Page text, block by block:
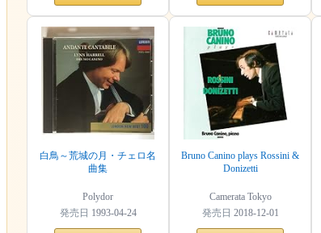
白鳥～荒城の月・チェロ名
曲集
Polydor
発売日 1993-04-24
Bruno Canino plays Rossini &
Donizetti
Camerata Tokyo
発売日 2018-12-01